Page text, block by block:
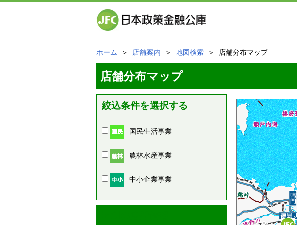
ホーム ＞ 店舗案内 ＞ 地図検索 ＞ 店舗分布マップ
店舗分布マップ
絞込条件を選択する
国民生活事業
農林水産事業
中小企業事業